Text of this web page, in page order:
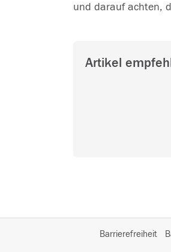
und darauf achten,
Artikel
Barrierefreiheit